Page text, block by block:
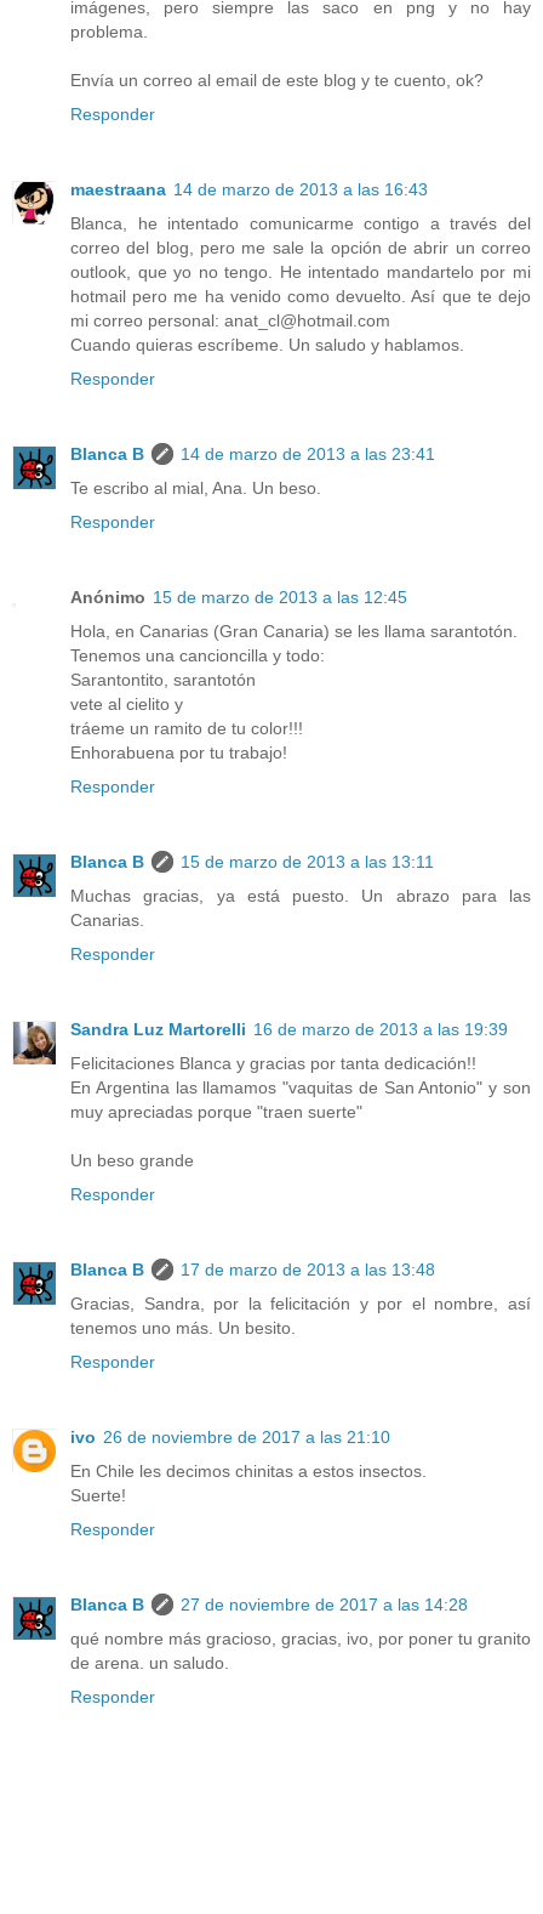
imágenes, pero siempre las saco en png y no hay
problema.
Envía un correo al email de este blog y te cuento, ok?
Responder
maestraana 14 de marzo de 2013 a las 16:43
Blanca, he intentado comunicarme contigo a través del
correo del blog, pero me sale la opción de abrir un correo
outlook, que yo no tengo. He intentado mandartelo por mi
hotmail pero me ha venido como devuelto. Así que te dejo
mi correo personal: anat_cl@hotmail.com
Cuando quieras escríbeme. Un saludo y hablamos.
Responder
Blanca B
14 de marzo de 2013 a las 23:41
Te escribo al mial, Ana. Un beso.
Responder
Anónimo 15 de marzo de 2013 a las 12:45
Hola, en Canarias (Gran Canaria) se les llama sarantotón.
Tenemos una cancioncilla y todo:
Sarantontito, sarantotón
vete al cielito y
tráeme un ramito de tu color!!!
Enhorabuena por tu trabajo!
Responder
Blanca B
15 de marzo de 2013 a las 13:11
Muchas gracias, ya está puesto. Un abrazo para las
Canarias.
Responder
Sandra Luz Martorelli 16 de marzo de 2013 a las 19:39
Felicitaciones Blanca y gracias por tanta dedicación!!
En Argentina las llamamos "vaquitas de San Antonio" y son
muy apreciadas porque "traen suerte"
Un beso grande
Responder
Blanca B
17 de marzo de 2013 a las 13:48
Gracias, Sandra, por la felicitación y por el nombre, así
tenemos uno más. Un besito.
Responder
ivo 26 de noviembre de 2017 a las 21:10
En Chile les decimos chinitas a estos insectos.
Suerte!
Responder
Blanca B
27 de noviembre de 2017 a las 14:28
qué nombre más gracioso, gracias, ivo, por poner tu granito
de arena. un saludo.
Responder